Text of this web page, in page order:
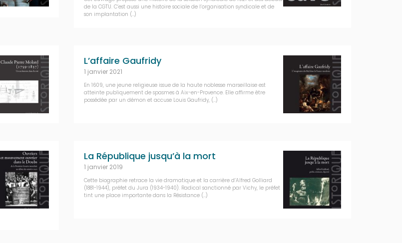
de la CGTU. C’est aussi une histoire sociale de l’organisation syndicale et de
son implantation (…)
L’affaire Gaufridy
1 janvier 2021
En 1609, une jeune religieuse issue de la haute noblesse marseillaise est
atteinte publiquement de spasmes à Aix-en-Provence. Elle affirme être
possédée par un démon et accuse Louis Gaufridy, (…)
La République jusqu’à la mort
1 janvier 2019
Cette biographie retrace la vie dramatique et la carrière d’Alfred Golliard
(1881-1944), préfet du Jura (1934-1940). Radical sanctionné par Vichy, le préfet
tint une place importante dans la Résistance (…)